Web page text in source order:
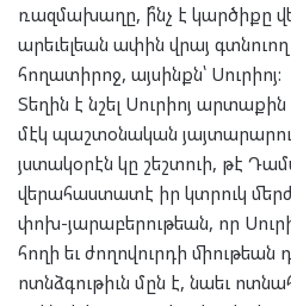
ռազմախաղը, ի՞նչ է կարծիքը
արեւելեան ափին վրայ
հողատիրոջ, այսինքն՝ Սուրիոյ:
Տեղին է նշել Սուրիոյ
մէկ պաշտօնական
յստակօրէն կը շեշտուի, թէ
վերահաստատէ իր կտրուկ
փոխ-յարաբերութեան, որ
հողի եւ ժողովուրդի միութեան
ոտնձգութիւն մըն է, նաեւ